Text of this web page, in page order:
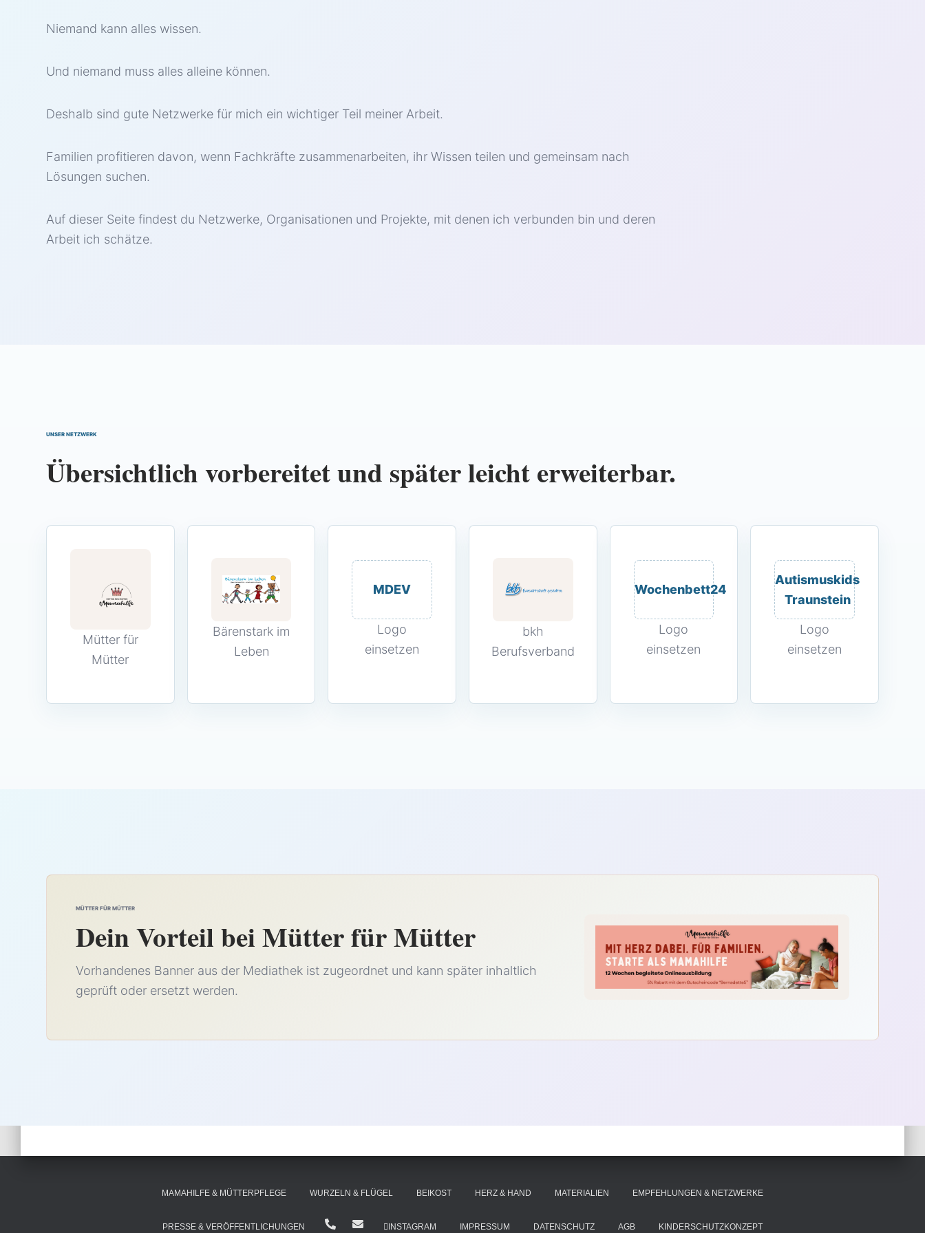
Niemand kann alles wissen.
Und niemand muss alles alleine können.
Deshalb sind gute Netzwerke für mich ein wichtiger Teil meiner Arbeit.
Familien profitieren davon, wenn Fachkräfte zusammenarbeiten, ihr Wissen teilen und gemeinsam nach
Lösungen suchen.
Auf dieser Seite findest du Netzwerke, Organisationen und Projekte, mit denen ich verbunden bin und deren
Arbeit ich schätze.
UNSER NETZWERK
Übersichtlich vorbereitet und später leicht erweiterbar.
Mütter für
Mütter
Bärenstark im
Leben
MDEV
Logo
einsetzen
bkh
Berufsverband
Wochenbett24
Logo
einsetzen
Autismuskids
Traunstein
Logo
einsetzen
MÜTTER FÜR MÜTTER
Dein Vorteil bei Mütter für Mütter
Vorhandenes Banner aus der Mediathek ist zugeordnet und kann später inhaltlich
geprüft oder ersetzt werden.
MAMAHILFE & MÜTTERPFLEGE WURZELN & FLÜGEL BEIKOST HERZ & HAND MATERIALIEN EMPFEHLUNGEN & NETZWERKE
PRESSE & VERÖFFENTLICHUNGEN INSTAGRAM IMPRESSUM DATENSCHUTZ AGB KINDERSCHUTZKONZEPT